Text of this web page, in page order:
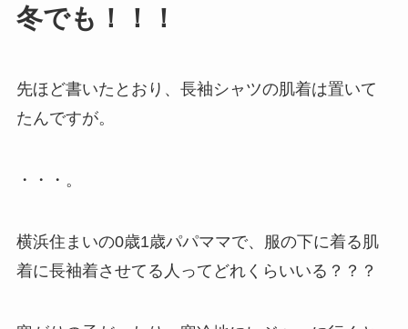
冬でも！！！
先ほど書いたとおり、長袖シャツの肌着は置いて
たんですが。
・・・。
横浜住まいの0歳1歳パパママで、服の下に着る肌
着に長袖着させてる人ってどれくらいいる？？？